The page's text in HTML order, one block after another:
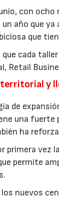
con
año que
que
que cada
Retail
y
de
una fuerte
ha
primera vez
permite
los nuevos